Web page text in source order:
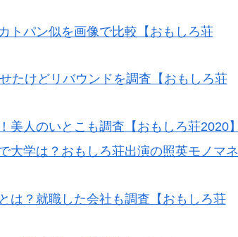
トパン似を画像で比較【おもしろ荘
たけどリバウンドを調査【おもしろ荘
人のいとこも調査【おもしろ荘2020】
大学は？おもしろ荘出演の照英モノマネ
は？就職した会社も調査【おもしろ荘